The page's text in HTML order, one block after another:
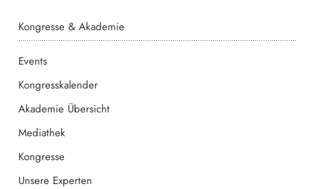
Kongresse & Akademie
Events
Kongresskalender
Akademie Übersicht
Mediathek
Kongresse
Unsere Experten